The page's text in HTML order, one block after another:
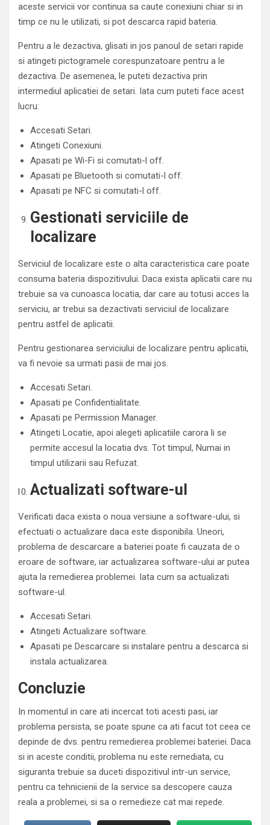
aceste servicii vor continua sa caute conexiuni chiar si in
timp ce nu le utilizati, si pot descarca rapid bateria.
Pentru a le dezactiva, glisati in jos panoul de setari rapide
si atingeti pictogramele corespunzatoare pentru a le
dezactiva. De asemenea, le puteti dezactiva prin
intermediul aplicatiei de setari. Iata cum puteti face acest
lucru:
Accesati Setari.
Atingeti Conexiuni.
Apasati pe Wi-Fi si comutati-l off.
Apasati pe Bluetooth si comutati-l off.
Apasati pe NFC si comutati-l off.
Gestionati serviciile de
localizare
Serviciul de localizare este o alta caracteristica care poate
consuma bateria dispozitivului. Daca exista aplicatii care nu
trebuie sa va cunoasca locatia, dar care au totusi acces la
serviciu, ar trebui sa dezactivati serviciul de localizare
pentru astfel de aplicatii.
Pentru gestionarea serviciului de localizare pentru aplicatii,
va fi nevoie sa urmati pasii de mai jos.
Accesati Setari.
Apasati pe Confidentialitate.
Apasati pe Permission Manager.
Atingeti Locatie, apoi alegeti aplicatiile carora li se
permite accesul la locatia dvs. Tot timpul, Numai in
timpul utilizarii sau Refuzat.
Actualizati software-ul
Verificati daca exista o noua versiune a software-ului, si
efectuati o actualizare daca este disponibila. Uneori,
problema de descarcare a bateriei poate fi cauzata de o
eroare de software, iar actualizarea software-ului ar putea
ajuta la remedierea problemei. Iata cum sa actualizati
software-ul.
Accesati Setari.
Atingeti Actualizare software.
Apasati pe Descarcare si instalare pentru a descarca si
instala actualizarea.
Concluzie
In momentul in care ati incercat toti acesti pasi, iar
problema persista, se poate spune ca ati facut tot ceea ce
depinde de dvs. pentru remedierea problemei bateriei. Daca
si in aceste conditii, problema nu este remediata, cu
siguranta trebuie sa duceti dispozitivul intr-un service,
pentru ca tehnicienii de la service sa descopere cauza
reala a problemei, si sa o remedieze cat mai repede.